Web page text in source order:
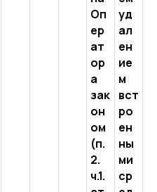
Оп
ер
ат
ор
а
зак
он
ом
(п.
2.
ч.1.
уд
ал
ен
ие
м
вст
ро
ен
ны
ми
ср